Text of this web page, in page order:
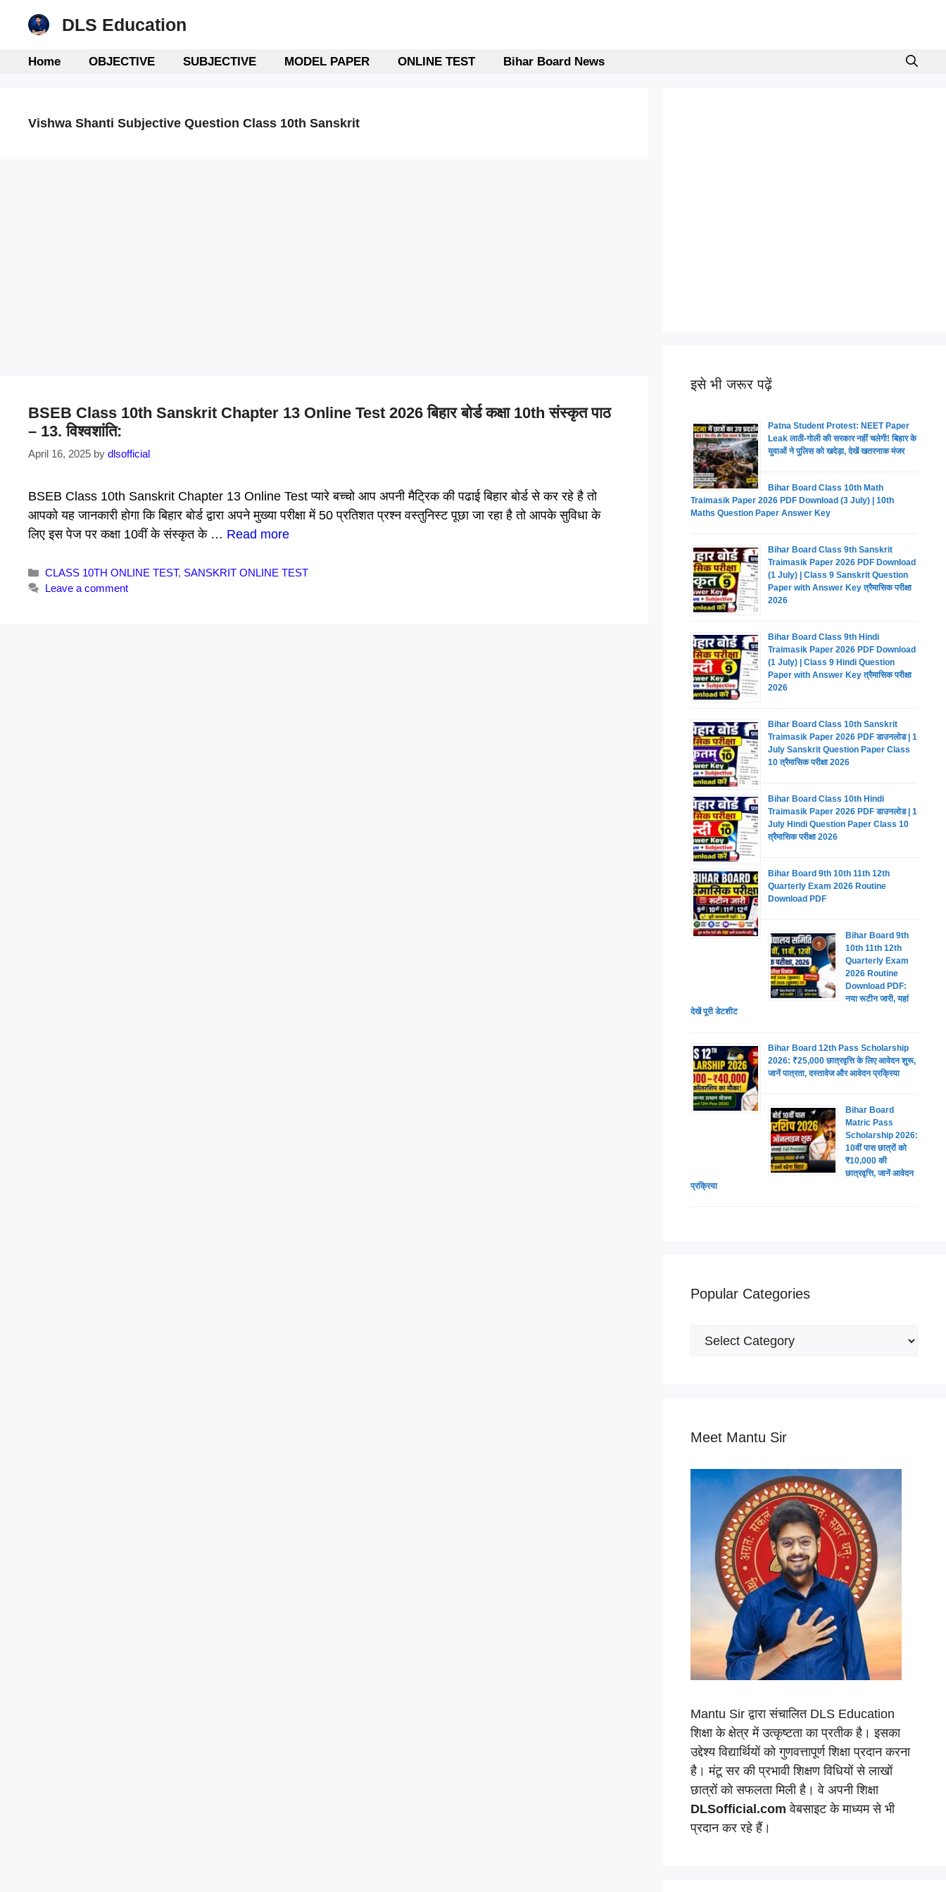
DLS Education
Home OBJECTIVE SUBJECTIVE MODEL PAPER ONLINE TEST Bihar Board News
Vishwa Shanti Subjective Question Class 10th Sanskrit
BSEB Class 10th Sanskrit Chapter 13 Online Test 2026 बिहार बोर्ड कक्षा 10th संस्कृत पाठ
– 13. विश्वशांति:
April 16, 2025 by dlsofficial
BSEB Class 10th Sanskrit Chapter 13 Online Test प्यारे बच्चो आप अपनी मैट्रिक की पढाई बिहार बोर्ड से कर रहे है तो
आपको यह जानकारी होगा कि बिहार बोर्ड द्वारा अपने मुख्या परीक्षा में 50 प्रतिशत प्रश्न वस्तुनिस्ट पूछा जा रहा है तो आपके सुविधा के
लिए इस पेज पर कक्षा 10वीं के संस्कृत के … Read more
Categories
CLASS 10TH ONLINE TEST, SANSKRIT ONLINE TEST
Leave a comment
इसे भी जरूर पढ़ें
Patna Student Protest: NEET Paper
Leak लाठी-गोली की सरकार नहीं चलेगी! बिहार के
युवाओं ने पुलिस को खदेड़ा, देखें खतरनाक मंजर
Bihar Board Class 10th Math
Traimasik Paper 2026 PDF Download (3 July) | 10th
Maths Question Paper Answer Key
Bihar Board Class 9th Sanskrit
Traimasik Paper 2026 PDF Download
(1 July) | Class 9 Sanskrit Question
Paper with Answer Key त्रैमासिक परीक्षा
2026
Bihar Board Class 9th Hindi
Traimasik Paper 2026 PDF Download
(1 July) | Class 9 Hindi Question
Paper with Answer Key त्रैमासिक परीक्षा
2026
Bihar Board Class 10th Sanskrit
Traimasik Paper 2026 PDF डाउनलोड | 1
July Sanskrit Question Paper Class
10 त्रैमासिक परीक्षा 2026
Bihar Board Class 10th Hindi
Traimasik Paper 2026 PDF डाउनलोड | 1
July Hindi Question Paper Class 10
त्रैमासिक परीक्षा 2026
Bihar Board 9th 10th 11th 12th
Quarterly Exam 2026 Routine
Download PDF
Bihar Board 9th
10th 11th 12th
Quarterly Exam
2026 Routine
Download PDF:
नया रूटीन जारी, यहां
देखें पूरी डेटशीट
Bihar Board 12th Pass Scholarship
2026: ₹25,000 छात्रवृत्ति के लिए आवेदन शुरू,
जानें पात्रता, दस्तावेज और आवेदन प्रक्रिया
Bihar Board
Matric Pass
Scholarship 2026:
10वीं पास छात्रों को
₹10,000 की
छात्रवृत्ति, जानें आवेदन
प्रक्रिया
Popular Categories
Popular
Meet Mantu Sir
Mantu Sir द्वारा संचालित DLS Education
शिक्षा के क्षेत्र में उत्कृष्टता का प्रतीक है। इसका
उद्देश्य विद्यार्थियों को गुणवत्तापूर्ण शिक्षा प्रदान करना
है। मंटू सर की प्रभावी शिक्षण विधियों से लाखों
छात्रों को सफलता मिली है। वे अपनी शिक्षा
DLSofficial.com वेबसाइट के माध्यम से भी
प्रदान कर रहे हैं।